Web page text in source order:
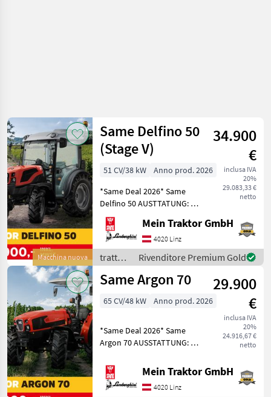
Macchina nuova
Same Delfino 50
(Stage V)
34.900
€
inclusa IVA
20%
29.083,33 €
netto
51 CV/38 kW
Anno prod. 2026
*Same Deal 2026* Same
Delfino 50 AUSTTATUNG: -
Stoffsitz COBO SC74M200
mit Sicherheitsgurt -
Allradbereifung: 280/70R16
vorne, 360/70R24 hinten VR
- Getriebe 1
Mein Traktor GmbH
4020 Linz
trattori
/ Same
Rivenditore Premium Gold
Same Argon 70
29.900
€
inclusa IVA
20%
24.916,67 €
netto
65 CV/48 kW Anno prod. 2026
*Same Deal 2026* Same
Argon 70 AUSSTATTUNG: -
Kriechgang -
Synchronisiertes
mechanisches
Mein Traktor GmbH
4020 Linz